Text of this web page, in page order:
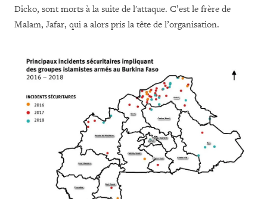
Dicko, sont morts à la suite de l'attaque. C’est le frère de
Malam, Jafar, qui a alors pris la tête de l’organisation.